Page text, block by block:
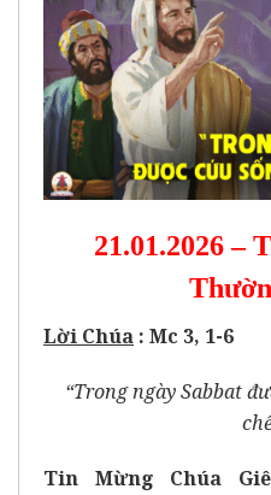
21.01.2026 –
Lời Chúa : Mc 3, 1-6
“Trong ngày Sabbat
Tin Mừng Chúa